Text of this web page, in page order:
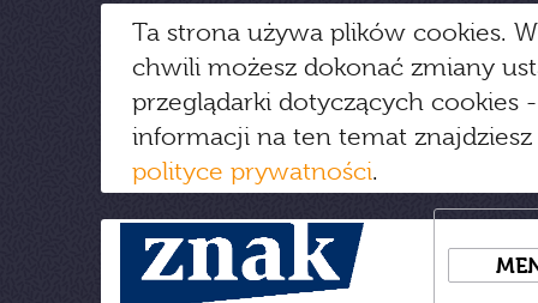
Ta strona używa plików cookies.
chwili możesz dokonać zmiany
przeglądarki dotyczących cookies
informacji na ten temat
polityce prywatności.